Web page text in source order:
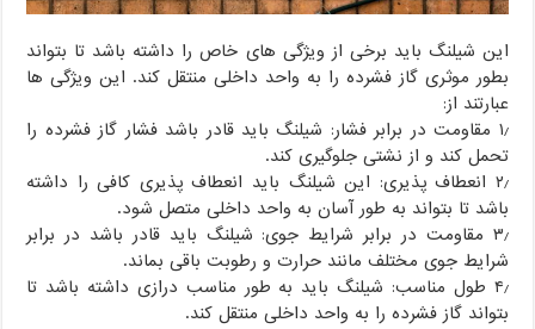
این شیلنگ باید برخی از ویژگی های خاص را داشته باشد تا بتواند
بطور موثری گاز فشرده را به واحد داخلی منتقل کند. این ویژگی ها
عبارتند از:
۱٫ مقاومت در برابر فشار: شیلنگ باید قادر باشد فشار گاز فشرده را
تحمل کند و از نشتی جلوگیری کند.
۲٫ انعطاف پذیری: این شیلنگ باید انعطاف پذیری کافی را داشته
باشد تا بتواند به طور آسان به واحد داخلی متصل شود.
۳٫ مقاومت در برابر شرایط جوی: شیلنگ باید قادر باشد در برابر
شرایط جوی مختلف مانند حرارت و رطوبت باقی بماند.
۴٫ طول مناسب: شیلنگ باید به طور مناسب درازی داشته باشد تا
بتواند گاز فشرده را به واحد داخلی منتقل کند.